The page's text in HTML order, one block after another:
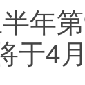
年
于